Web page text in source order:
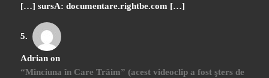
[…] sursA: documentare.rightbe.com […]
Adrian on
“Minciuna în Care Trăim” (acest videoclip a fost şters de